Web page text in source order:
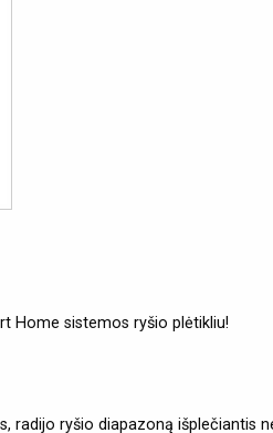
Home sistemos ryšio plėtikliu!
ryšio diapazoną išplečiantis